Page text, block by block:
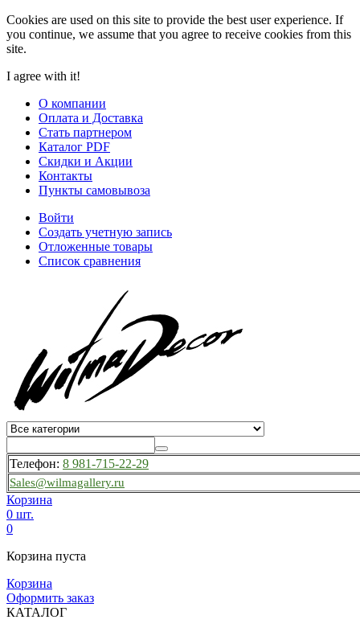
Cookies are used on this site to provide the best user experience. If
you continue, we assume that you agree to receive cookies from this
site.
I agree with it!
О компании
Оплата и Доставка
Стать партнером
Каталог PDF
Скидки и Акции
Контакты
Пункты самовывоза
Войти
Создать учетную запись
Отложенные товары
Список сравнения
Телефон: 8 981-715-22-29
Sales@wilmagallery.ru
Корзина
0 шт.
0
Корзина пуста
Корзина
Оформить заказ
КАТАЛОГ